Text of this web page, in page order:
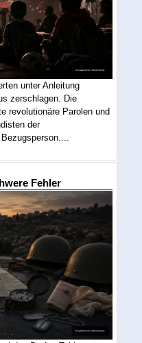
unter Anleitung
zerschlagen. Die
revolutionäre Parolen und
der
Fehler